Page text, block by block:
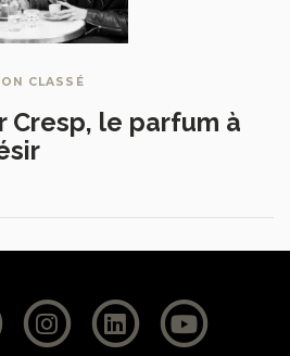
CLASSÉ
Cresp, le parfum à